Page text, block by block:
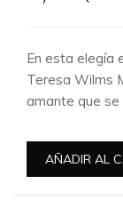
En esta elegía
Teresa Wilms
amante que se
AÑADIR AL